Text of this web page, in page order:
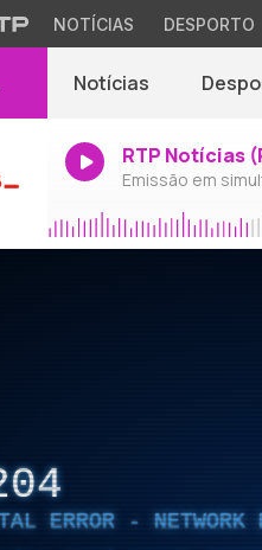
NOTÍCIAS DESPORTO
Notícias
RTP Notícias
Emissão em
ERROR - NETWORK